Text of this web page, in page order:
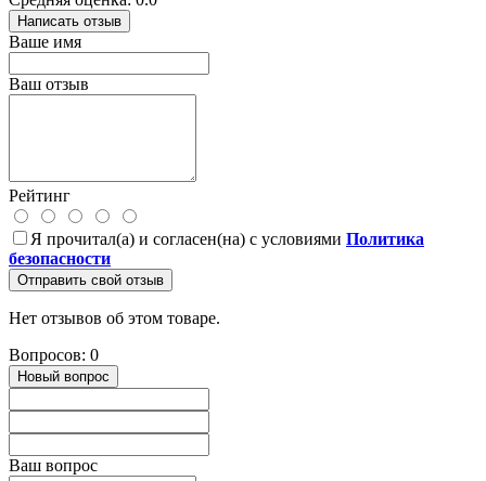
Написать отзыв
Ваше имя
Ваш отзыв
Рейтинг
Я прочитал(а) и согласен(на) с условиями Политика
безопасности
Отправить свой отзыв
Нет отзывов об этом товаре.
Вопросов: 0
Новый вопрос
Ваш вопрос